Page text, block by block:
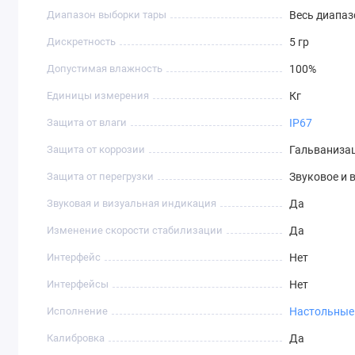
Допустима пятикратная перегрузка от максимального
Устройство работает от свинцового аккумулятора.
адаптер с защитой от перепадов напряжения.
Оформить заказ
На сайте компании MERTECH вы можете купить весы M-
продаем весовое оборудование по заводским ценам.
Диапазон выборки тары Весь
Дискретность 5 гр
Допустимая влажность 100%
Единицы измерения Кг
Защита от влаги IP67
Защита от коррозии
Защита от перегрузки Звуковое и
Звуковая и визуальная индикация Да
Изменение скорости стабилизации Да
Интерфейс Нет
Интерфейсы Нет
Исполнение Настольные
Калибровка Да